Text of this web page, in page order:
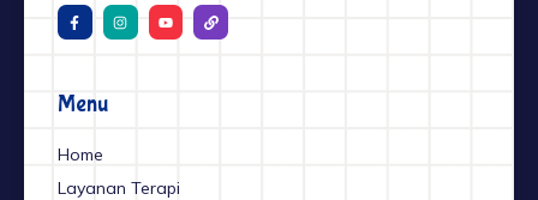
F
a
c
o
k
I
n
s
Y
o
u
L
i
n
Menu
Home
Layanan Terapi